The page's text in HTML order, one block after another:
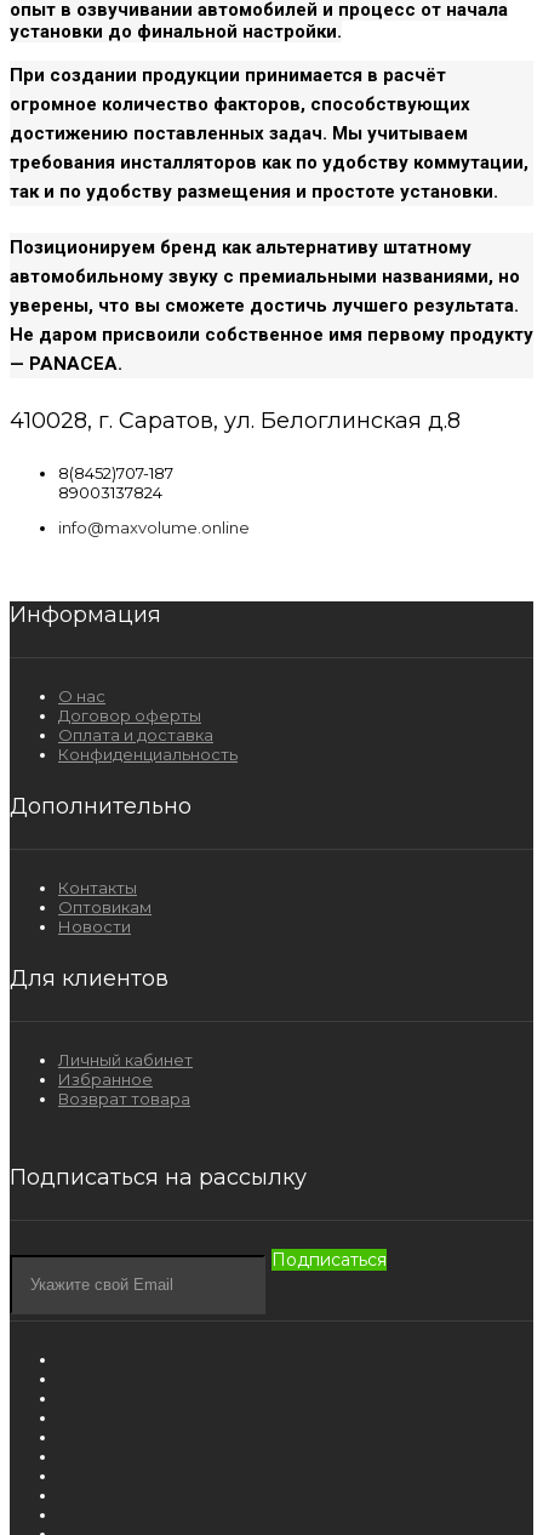
опыт в озвучивании автомобилей и процесс от начала
установки до финальной настройки.
При создании продукции принимается в расчёт
огромное количество факторов, способствующих
достижению поставленных задач. Мы учитываем
требования инсталляторов как по удобству коммутации,
так и по удобству размещения и простоте установки.
Позиционируем бренд как альтернативу штатному
автомобильному звуку с премиальными названиями, но
уверены, что вы сможете достичь лучшего результата.
Не даром присвоили собственное имя первому продукту
— PANACEA.
410028, г. Саратов, ул. Белоглинская д.8
8(8452)707-187
89003137824
info@maxvolume.online
Информация
О нас
Договор оферты
Оплата и доставка
Конфиденциальность
Дополнительно
Контакты
Оптовикам
Новости
Для клиентов
Личный кабинет
Избранное
Возврат товара
Подписаться на рассылку
Подписаться